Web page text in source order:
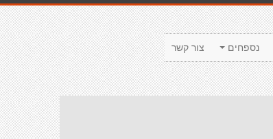
צור קשר נספחים